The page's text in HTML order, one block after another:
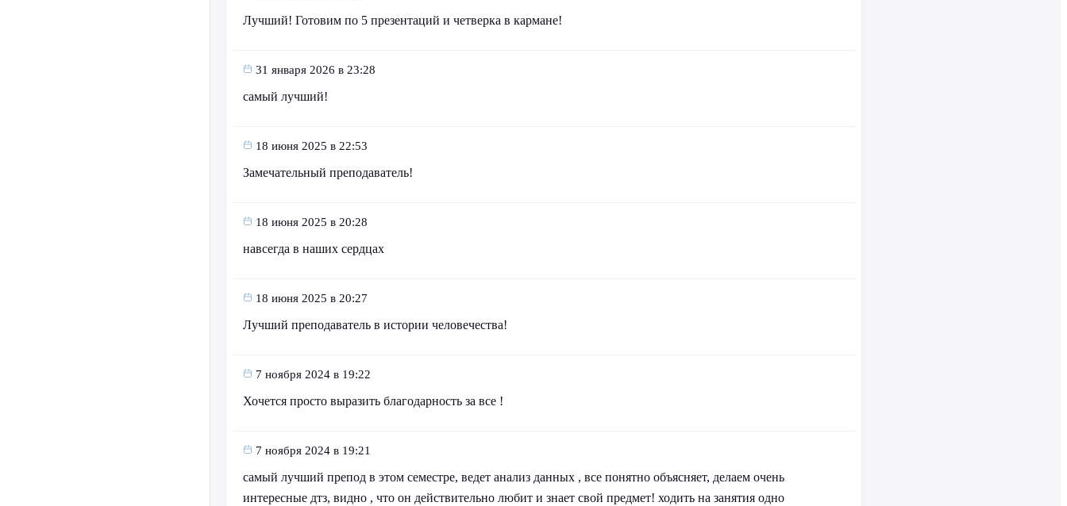
Лучший! Готовим по 5 презентаций и четверка в кармане!
31 января 2026 в 23:28
самый лучший!
18 июня 2025 в 22:53
Замечательный преподаватель!
18 июня 2025 в 20:28
навсегда в наших сердцах
18 июня 2025 в 20:27
Лучший преподаватель в истории человечества!
7 ноября 2024 в 19:22
Хочется просто выразить благодарность за все !
7 ноября 2024 в 19:21
самый лучший препод в этом семестре, ведет анализ данных , все понятно объясняет, делаем очень
интересные дтз, видно , что он действительно любит и знает свой предмет! ходить на занятия одно